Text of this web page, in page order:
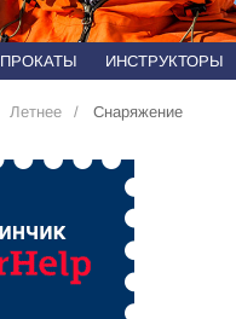
ПРОКАТЫ ИНСТРУКТОРЫ
Летнее Снаряжение